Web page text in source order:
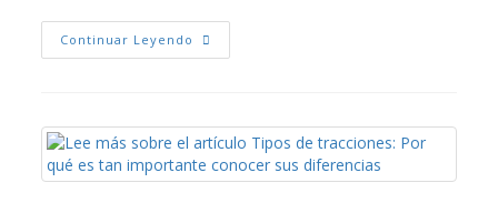
Continuar Leyendo